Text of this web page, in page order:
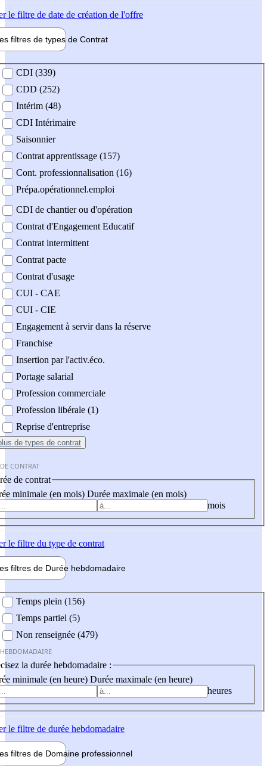
le filtre de date de création de l'offre
filtres de types de Contrat
contrat
CDI (339)
CDD (252)
Intérim (48)
CDI Intérimaire
Saisonnier
Contrat apprentissage (157)
Cont. professionnalisation (16)
Prépa.opérationnel.emploi
CDI de chantier ou d'opération
Contrat d'Engagement Educatif
Contrat intermittent
Contrat pacte
Contrat d'usage
CUI - CAE
CUI - CIE
Engagement à servir dans la réserve
Franchise
Insertion par l'activ.éco.
Portage salarial
Profession commerciale
Profession libérale (1)
Reprise d'entreprise
de types de contrat
CONTRAT
de contrat
minimale (en mois) Durée maximale (en mois)
mois
le filtre du type de contrat
filtres de Durée hebdomadaire
Temps plein (156)
Temps partiel (5)
Non renseignée (479)
la durée hebdomadaire :
minimale (en heure) Durée maximale (en heure)
heures
le filtre de durée hebdomadaire
filtres de Domaine professionnel